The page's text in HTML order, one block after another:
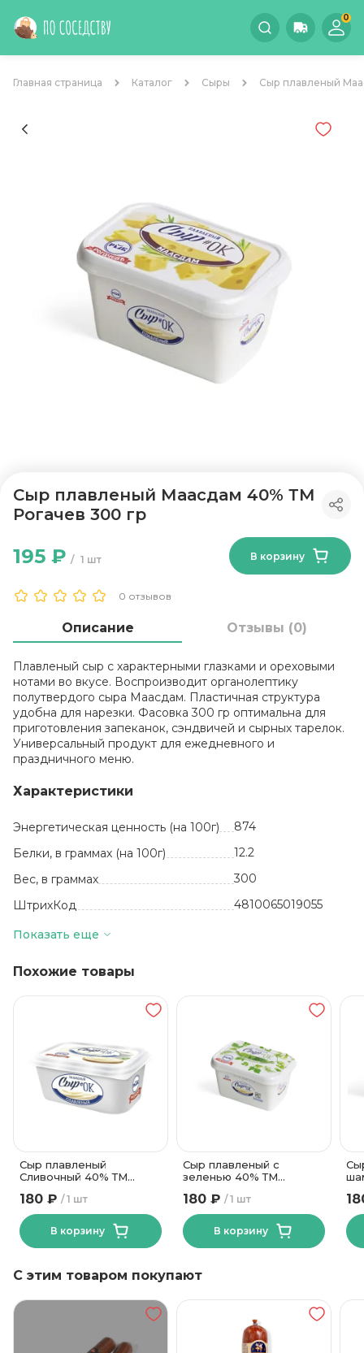
0
Главная страница Каталог Сыры Сыр плавленый
Сыр плавленый Маасдам 40% ТМ
Рогачев 300 гр
0 отзывов
1 шт
195 ₽ В корзину
Описание Отзывы (0)
Плавленый сыр с характерными глазками и ореховыми
нотами во вкусе. Воспроизводит органолептику
полутвердого сыра Маасдам. Пластичная структура
удобна для нарезки. Фасовка 300 гр оптимальна для
приготовления запеканок, сэндвичей и сырных тарелок.
Универсальный продукт для ежедневного и
праздничного меню.
Характеристики
Энергетическая ценность (на 100г)
874
Белки, в граммах (на 100г)
12.2
Вес, в граммах
300
ШтрихКод
4810065019055
Базовая единица
Жиры, в граммах (на 100 г)
Состав
из коровьего
молока
Срок годности
75 суток
Температура хранения
от +2 до +6
Жирность, %
40
Пластиковый
Показать еще
Похожие товары
Сыр плавленый
Сливочный 40% ТМ
1 шт
180 ₽
В корзину
Сыр плавленый с
зеленью 40% ТМ
1 шт
180 ₽
В корзину
С этим товаром покупают